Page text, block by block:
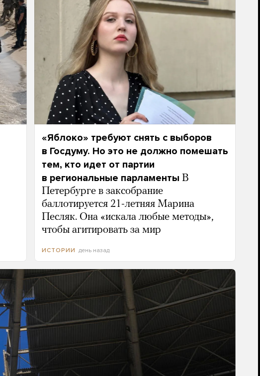
«Яблоко» требуют снять с выборов
в Госдуму. Но это не должно помешать
тем, кто идет от партии
в региональные парламенты В
Петербурге в заксобрание
баллотируется 21-летняя Марина
Песляк. Она «искала любые методы»,
чтобы агитировать за мир
ИСТОРИИ день назад